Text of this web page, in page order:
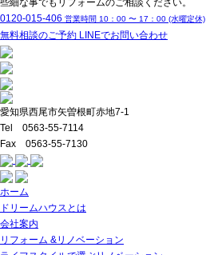
些細な事でもリフォームのご相談ください。
0120-015-406 営業時間 10：00 〜 17：00 (水曜定休)
無料相談のご予約 LINEでお問い合わせ
愛知県西尾市矢曽根町赤地7-1
Tel 0563-55-7114
Fax 0563-55-7130
ホーム
ドリームハウスとは
会社案内
リフォーム &リノベーション